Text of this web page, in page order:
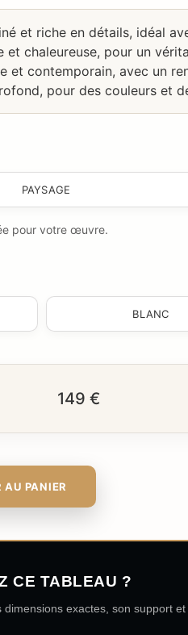
et riche en détails, idéal
chaleureuse, pour un
et contemporain, avec un
pour des couleurs et
PAYSAGE
pour votre œuvre.
BLANC
149 €
AU PANIER
CE TABLEAU ?
dimensions exactes, son support et